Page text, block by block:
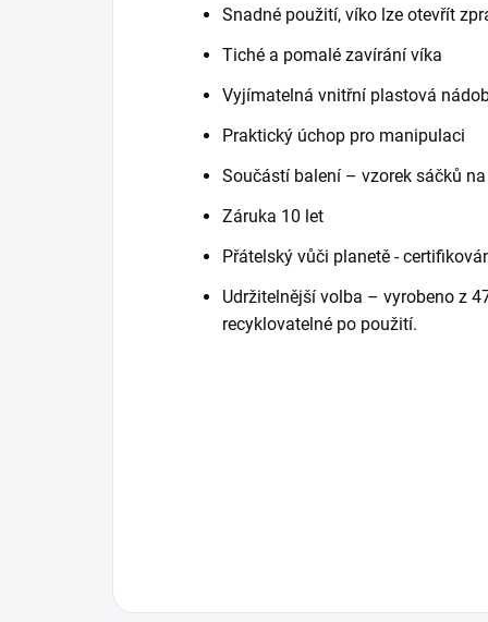
Snadné použití, víko lze otevřít
Tiché a pomalé zavírání víka
Vyjímatelná vnitřní plastová
Praktický úchop pro manipulaci
Součástí balení – vzorek sáčků
Záruka 10 let
Přátelský vůči planetě -
Udržitelnější volba – vyrobeno z
recyklovatelné po použití.